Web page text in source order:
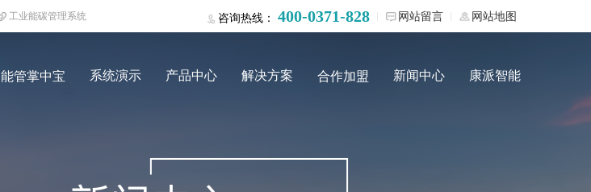
工业能碳管理系统 咨询热线： 400-0371-828 网站留言 网站地图
能管掌中宝 系统演示 产品中心 解决方案 合作加盟 新闻中心 康派智能